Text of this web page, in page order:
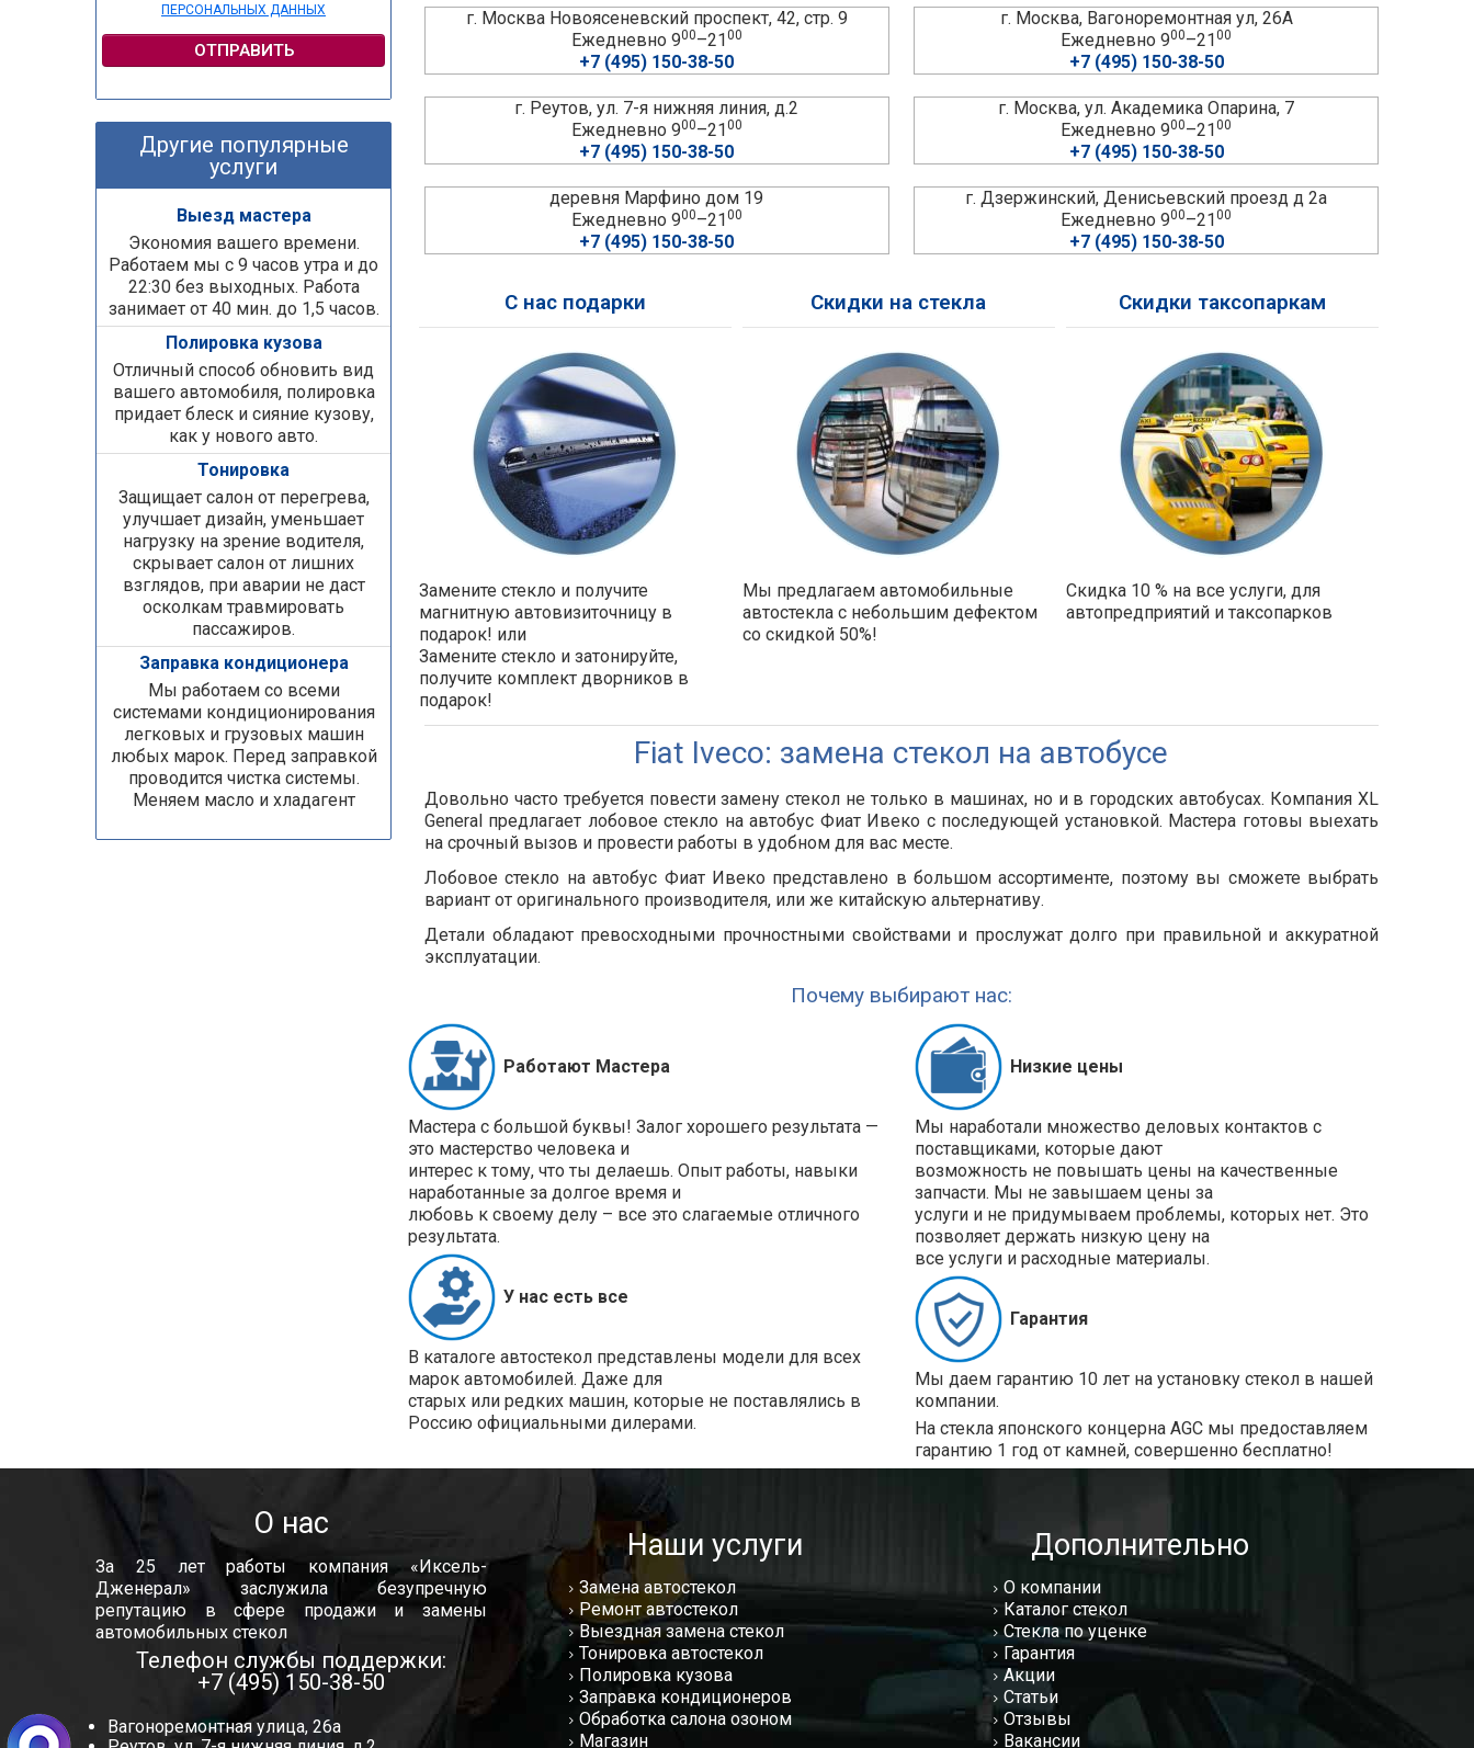
ПЕРСОНАЛЬНЫХ ДАННЫХ
ОТПРАВИТЬ
Другие популярные
услуги
Выезд мастера
Экономия вашего времени.
Работаем мы с 9 часов утра и до
22:30 без выходных. Работа
занимает от 40 мин. до 1,5 часов.
Полировка кузова
Отличный способ обновить вид
вашего автомобиля, полировка
придает блеск и сияние кузову,
как у нового авто.
Тонировка
Защищает салон от перегрева,
улучшает дизайн, уменьшает
нагрузку на зрение водителя,
скрывает салон от лишних
взглядов, при аварии не даст
осколкам травмировать
пассажиров.
Заправка кондиционера
Мы работаем со всеми
системами кондиционирования
легковых и грузовых машин
любых марок. Перед заправкой
проводится чистка системы.
Меняем масло и хладагент
г. Москва Новоясеневский проспект, 42, стр. 9
Ежедневно 900–21 00
+7 (495) 150-38-50
г. Москва, Вагоноремонтная ул, 26А
Ежедневно 900–2100
+7 (495) 150-38-50
г. Реутов, ул. 7-я нижняя линия, д.2
Ежедневно 900–21 00
+7 (495) 150-38-50
г. Москва, ул. Академика Опарина, 7
Ежедневно 900–2100
+7 (495) 150-38-50
деревня Марфино дом 19
Ежедневно 900–21 00
+7 (495) 150-38-50
г. Дзержинский, Денисьевский проезд д 2а
Ежедневно 900–2100
+7 (495) 150-38-50
С нас подарки
Замените стекло и получите
магнитную автовизиточницу в
подарок! или
Замените стекло и затонируйте,
получите комплект дворников в
подарок!
Скидки на стекла
Мы предлагаем автомобильные
автостекла с небольшим дефектом
со скидкой 50%!
Скидки таксопаркам
Скидка 10 % на все услуги, для
автопредприятий и таксопарков
Fiat Iveco: замена стекол на автобусе
Довольно часто требуется повести замену стекол не только в машинах, но и в городских автобусах. Компания XL
General предлагает лобовое стекло на автобус Фиат Ивеко с последующей установкой. Мастера готовы выехать
на срочный вызов и провести работы в удобном для вас месте.
Лобовое стекло на автобус Фиат Ивеко представлено в большом ассортименте, поэтому вы сможете выбрать
вариант от оригинального производителя, или же китайскую альтернативу.
Детали обладают превосходными прочностными свойствами и прослужат долго при правильной и аккуратной
эксплуатации.
Почему выбирают нас:
Работают Мастера
Мастера с большой буквы! Залог хорошего результата —
это мастерство человека и
интерес к тому, что ты делаешь. Опыт работы, навыки
наработанные за долгое время и
любовь к своему делу – все это слагаемые отличного
результата.
У нас есть все
В каталоге автостекол представлены модели для всех
марок автомобилей. Даже для
старых или редких машин, которые не поставлялись в
Россию официальными дилерами.
Низкие цены
Мы наработали множество деловых контактов с
поставщиками, которые дают
возможность не повышать цены на качественные
запчасти. Мы не завышаем цены за
услуги и не придумываем проблемы, которых нет. Это
позволяет держать низкую цену на
все услуги и расходные материалы.
Гарантия
Мы даем гарантию 10 лет на установку стекол в нашей
компании.
На стекла японского концерна AGC мы предоставляем
гарантию 1 год от камней, совершенно бесплатно!
О нас
За 25 лет работы компания «Иксель-
Дженерал» заслужила безупречную
репутацию в сфере продажи и замены
автомобильных стекол
Телефон службы поддержки:
+7 (495) 150-38-50
Вагоноремонтная улица, 26а
Наши услуги
Замена автостекол
Ремонт автостекол
Выездная замена стекол
Тонировка автостекол
Полировка кузова
Заправка кондиционеров
Обработка салона озоном
Магазин
Дополнительно
О компании
Каталог стекол
Стекла по уценке
Гарантия
Акции
Статьи
Отзывы
Вакансии